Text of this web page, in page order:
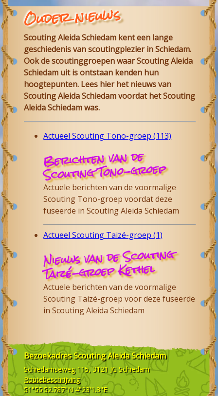
Ouder nieuws
Scouting Aleida Schiedam kent een lange
geschiedenis van scoutingplezier inSchiedam.
Ook de scoutinggroepen waarScouting Aleida
Schiedam uit is ontstaan kenden hun
hoogtepunten. Lees hier het nieuws van
Scouting AleidaSchiedamvoordat het Scouting
Aleida Schiedam was.
Actueel Scouting Tono-groep (113)
Berichten van de
Scouting Tono-groep
Actuele berichten van de voormalige
Scouting Tono-groep voordat deze
fuseerde in Scouting Aleida Schiedam
Actueel Scouting Taizé-groep (1)
Nieuws van de Scouting
Taizé-groep Kethel
Actuele berichten van de voormalige
Scouting Taizé-groep voor deze fuseerde
in Scouting Aleida Schiedam
BezoekadresScouting Aleida Schiedam
Schiedamseweg 115, 3121 JG Schiedam
Routebeschrijving
51°55'52.787"N 4°23'1.3"E